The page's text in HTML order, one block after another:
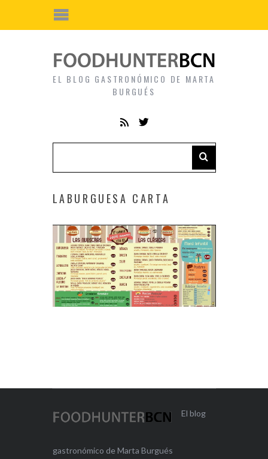
EL BLOG GASTRONÓMICO DE MARTA
BURGUÉS
LABURGUESA CARTA
El blog
gastronómico de Marta Burgués